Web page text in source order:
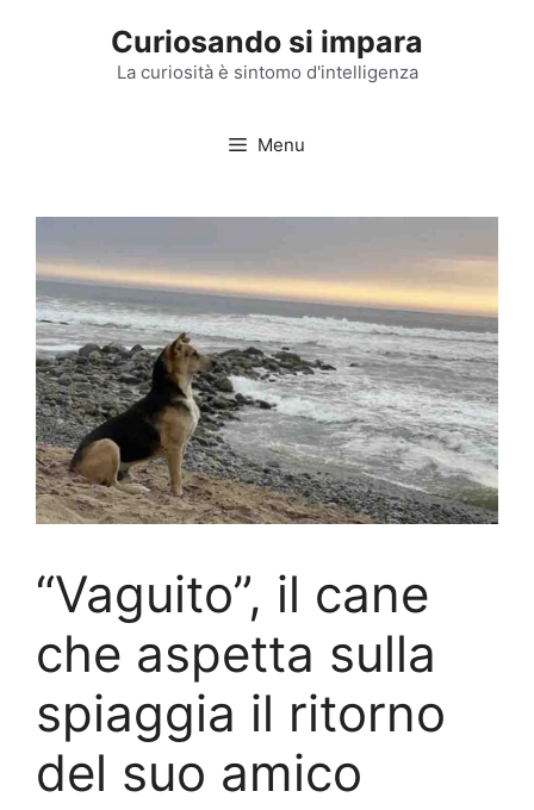
Curiosando si impara
La curiosità è sintomo d'intelligenza
Menu
“Vaguito”, il cane
che aspetta sulla
spiaggia il ritorno
del suo amico